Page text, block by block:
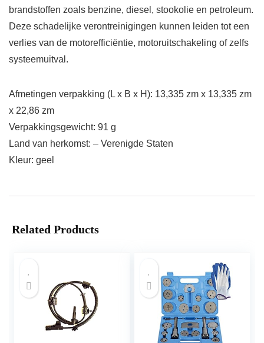
brandstoffen zoals benzine, diesel, stookolie en petroleum.
Deze schadelijke verontreinigingen kunnen leiden tot een
verlies van de motorefficiëntie, motoruitschakeling of zelfs
systeemuitval.
Afmetingen verpakking (L x B x H): 13,335 zm x 13,335 zm
x 22,86 zm
Verpakkingsgewicht: 91 g
Land van herkomst: – Verenigde Staten
Kleur: geel
Related Products